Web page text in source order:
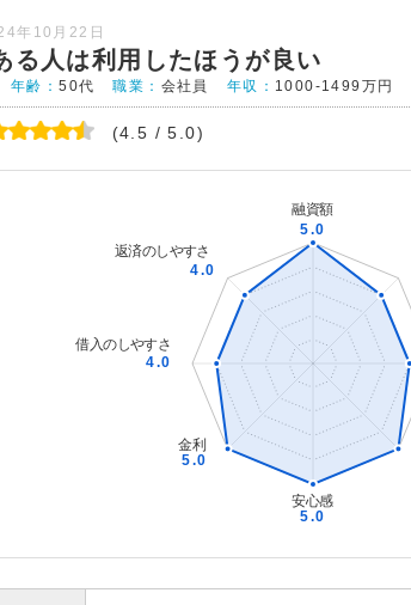
年10月22日
る人は利用したほうが良い
年齢：50代 職業： 会社員 年収： 1000-1499万円
(4.5 / 5.0)